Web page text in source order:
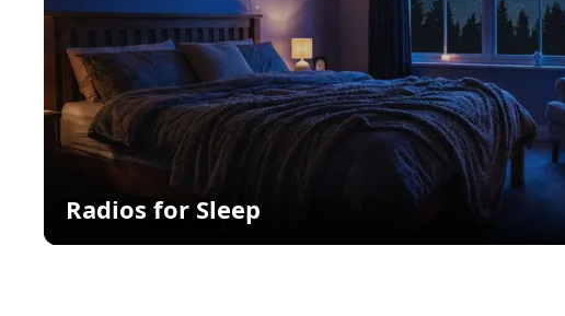
Radios for Sleep